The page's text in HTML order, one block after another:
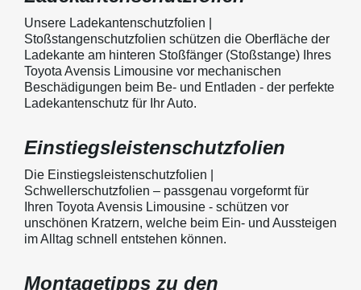
Unsere Ladekantenschutzfolien |
Stoßstangenschutzfolien schützen die Oberfläche der
Ladekante am hinteren Stoßfänger (Stoßstange) Ihres
Toyota Avensis Limousine vor mechanischen
Beschädigungen beim Be- und Entladen - der perfekte
Ladekantenschutz für Ihr Auto.
Einstiegsleistenschutzfolien
Die Einstiegsleistenschutzfolien |
Schwellerschutzfolien – passgenau vorgeformt für
Ihren Toyota Avensis Limousine - schützen vor
unschönen Kratzern, welche beim Ein- und Aussteigen
im Alltag schnell entstehen können.
Montagetipps zu den